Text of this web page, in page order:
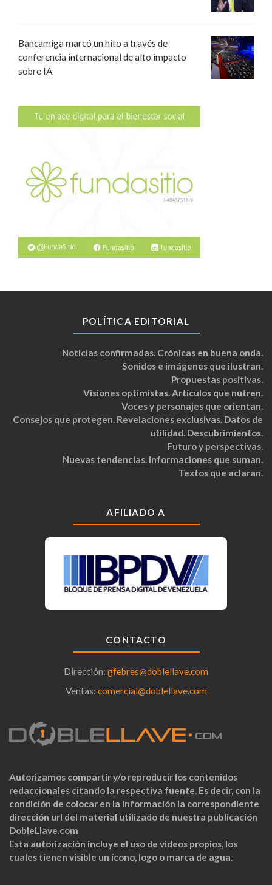
Bancamiga marcó un hito a través de
conferencia internacional de alto impacto
sobre IA
POLÍTICA EDITORIAL
Noticias confirmadas. Crónicas en buena onda.
Sonidos e imágenes que ilustran.
Propuestas positivas.
Visiones optimistas. Artículos que nutren.
Voces y personajes que orientan.
Consejos que protegen. Revelaciones exclusivas. Datos de
utilidad. Descubrimientos.
Futuro y perspectivas.
Nuevas tendencias. Informaciones que suman.
Textos que aclaran.
AFILIADO A
CONTACTO
Dirección: gfebres@doblellave.com
Ventas: comercial@doblellave.com
Autorizamos compartir y/o reproducir los contenidos
redaccionales citando la respectiva fuente. Es decir, con la
condición de colocar en la información la correspondiente
dirección url del material utilizado de nuestra publicación
DobleLlave.com
Esta autorización incluye el uso de videos propios, los
cuales tienen visible un ícono, logo o marca de agua.